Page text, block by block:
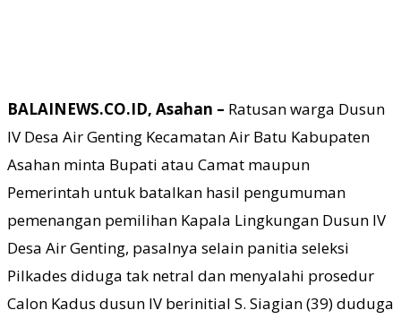
BALAINEWS.CO.ID, Asahan – Ratusan warga Dusun
IV Desa Air Genting Kecamatan Air Batu Kabupaten
Asahan minta Bupati atau Camat maupun
Pemerintah untuk batalkan hasil pengumuman
pemenangan pemilihan Kapala Lingkungan Dusun IV
Desa Air Genting, pasalnya selain panitia seleksi
Pilkades diduga tak netral dan menyalahi prosedur
Calon Kadus dusun IV berinitial S. Siagian (39) duduga